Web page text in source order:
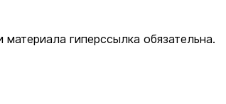
гиперссылка обязательна.